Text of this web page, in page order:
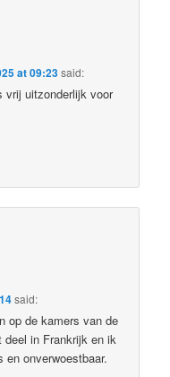
at 09:23said:
vrij uitzonderlijk voor
said:
op de kamers van de
deel in Frankrijk en ik
onverwoestbaar.